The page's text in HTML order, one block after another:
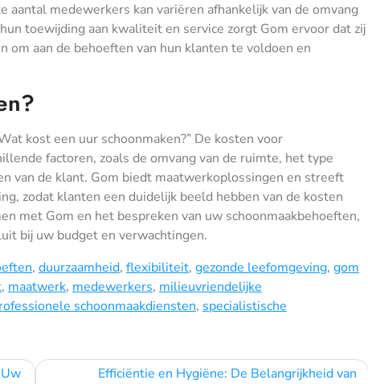
aantal medewerkers kan variëren afhankelijk van de omvang
toewijding aan kwaliteit en service zorgt Gom ervoor dat zij
aan de behoeften van hun klanten te voldoen en
kost een uur schoonmaken?” De kosten voor
factoren, zoals de omvang van de ruimte, het type
van de klant. Gom biedt maatwerkoplossingen en streeft
zodat klanten een duidelijk beeld hebben van de kosten
met Gom en het bespreken van uw schoonmaakbehoeften,
bij uw budget en verwachtingen.
, duurzaamheid, flexibiliteit, gezonde leefomgeving, gom
, maatwerk, medewerkers, milieuvriendelijke
schoonmaakdiensten, specialistische
Efficiëntie en Hygiëne: De Belangrijkheid van